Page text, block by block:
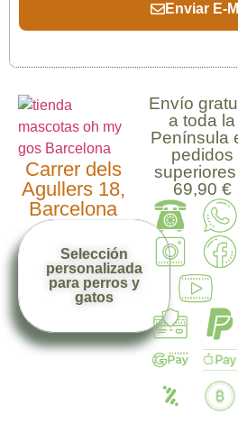
Enviar E-
Carrer dels
Agullers 18,
Barcelona
Selección
personalizada
para perros y
gatos
Envío
a toda la
Península
pedidos
69,90 €